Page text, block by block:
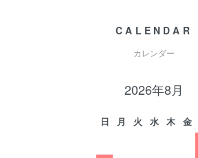
CALENDAR
カレンダー
2026年8月
日 月 火 水 木 金